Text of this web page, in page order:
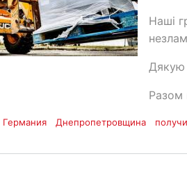
Наші
Дякую
Разом
Германия Днепропетровщина